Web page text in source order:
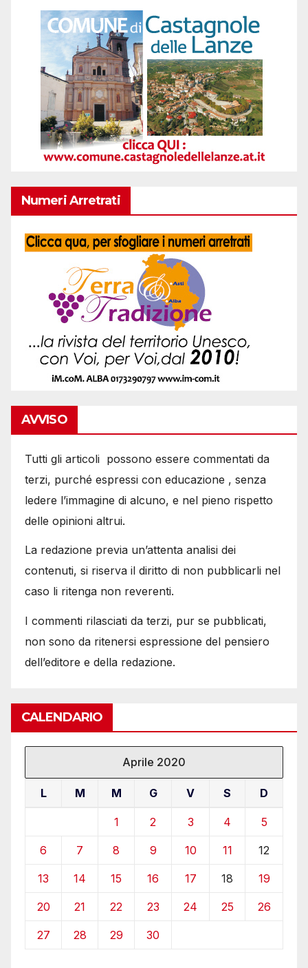
Numeri Arretrati
AVVISO
Tutti gli articoli possono essere commentati da
terzi, purché espressi con educazione , senza
ledere l’immagine di alcuno, e nel pieno rispetto
delle opinioni altrui.
La redazione previa un’attenta analisi dei
contenuti, si riserva il diritto di non pubblicarli nel
caso li ritenga non reverenti.
I commenti rilasciati da terzi, pur se pubblicati,
non sono da ritenersi espressione del pensiero
dell’editore e della redazione.
CALENDARIO
Aprile 2020
L M M G V S D
1 2 3 4 5
6 7 8 9 10 11 12
13 14 15 16 17 18 19
20 21 22 23 24 25 26
27 28 29 30